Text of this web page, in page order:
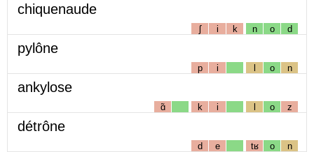
chiquenaude
ʃ i k n o d
pylône
p i l o n
ankylose
ɑ̃ k i l o z
détrône
d e tʁ o n